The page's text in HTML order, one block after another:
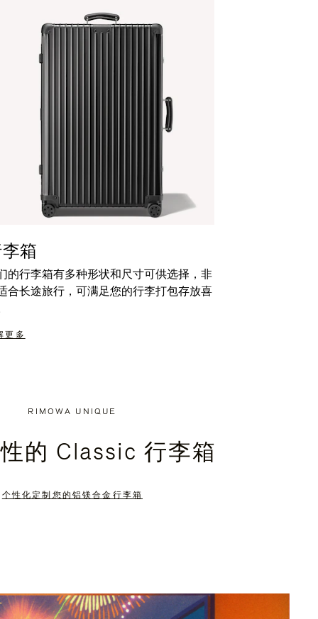
箱
的行李箱有多种形状和尺寸可供选择，非
合长途旅行，可满足您的行李打包存放喜
更多
RIMOWA UNIQUE
的 Classic 行李箱
个性化定制您的铝镁合金行李箱